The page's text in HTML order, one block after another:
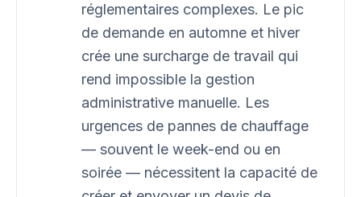
réglementaires complexes. Le pic
de demande en automne et hiver
crée une surcharge de travail qui
rend impossible la gestion
administrative manuelle. Les
urgences de pannes de chauffage
— souvent le week-end ou en
soirée — nécessitent la capacité de